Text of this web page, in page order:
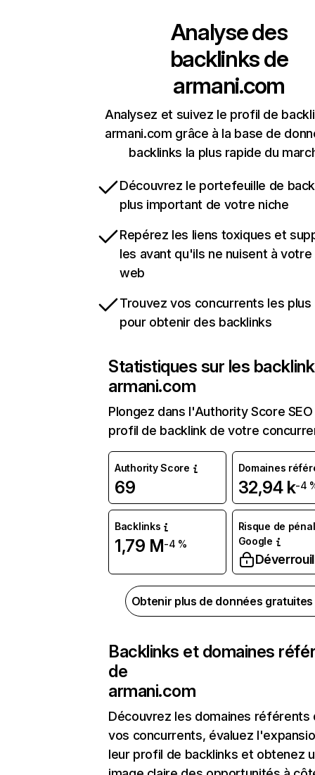
Analyse des
backlinks de
armani.com
Analysez et suivez le profil de
armani.com grâce à la base de
backlinks la plus rapide du
Découvrez le portefeuille de
plus important de votre niche
Repérez les liens toxiques et
les avant qu'ils ne nuisent à
web
Trouvez vos concurrents les
pour obtenir des backlinks
Statistiques sur les
armani.com
Plongez dans l'Authority Score
profil de backlink de votre
Authority Score
69
Domaines
32,94 k-4
Backlinks
1,79 M-4 %
Risque de
Google
Obtenir plus de données
Backlinks et domaines
de
armani.com
Découvrez les domaines référents
vos concurrents, évaluez
leur profil de backlinks et obtenez